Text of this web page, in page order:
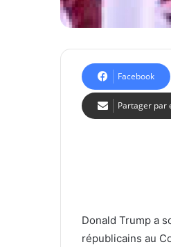
Facebook
Partager par
Donald Trump a
républicains au